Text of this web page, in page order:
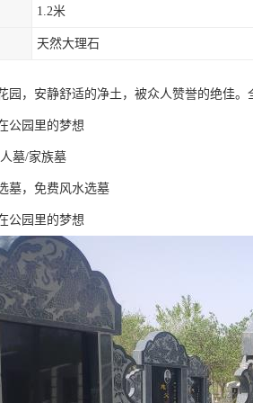
1.2米
天然大理石
园，安静舒适的净土，被众人赞誉的绝佳。
公园里的梦想
墓/家族墓
墓，免费风水选墓
公园里的梦想